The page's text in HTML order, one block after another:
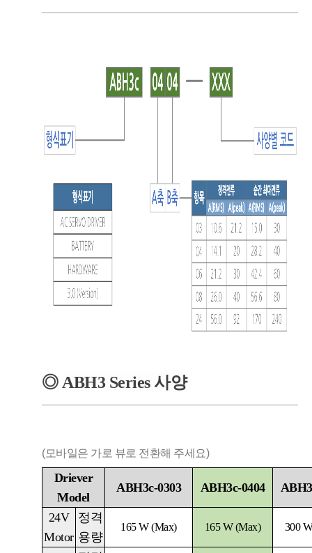
◎ ABH3 Series 사양
(모바일은 가로 뷰로 전환해 주세요)
Driever
Model
ABH3c-0303 ABH3c-0404
24V
Motor
정격
용량
165 W (Max) 165 W (Max) 300